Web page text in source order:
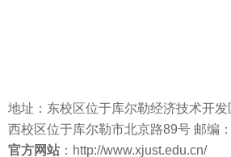
地址：东校区位于库尔勒经济技术开
西校区位于库尔勒市北京路89号 邮编
官方网站 ：http://www.xjust.edu.cn/